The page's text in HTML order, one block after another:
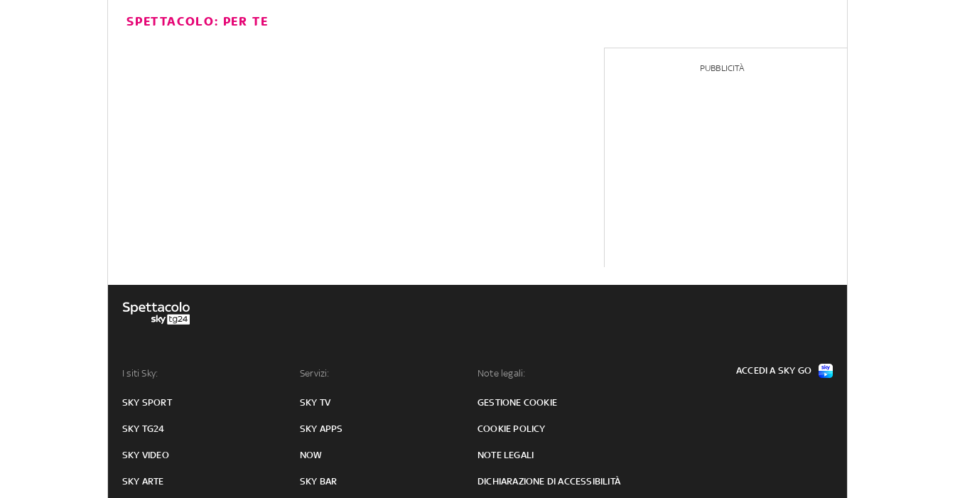
SPETTACOLO: PER TE
PUBBLICITÀ
I siti Sky:
SKY SPORT
SKY TG24
SKY VIDEO
SKY ARTE
Servizi:
SKY TV
SKY APPS
NOW
SKY BAR
Note legali:
GESTIONE COOKIE
COOKIE POLICY
NOTE LEGALI
DICHIARAZIONE DI ACCESSIBILITÀ
ACCEDI A SKY GO